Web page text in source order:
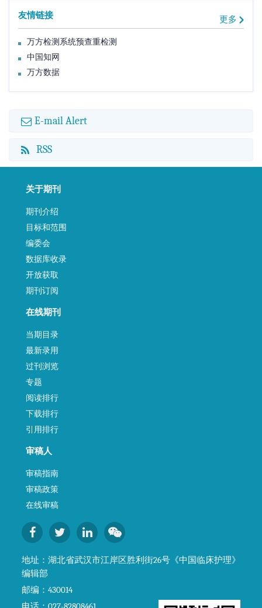
友情链接 更多
万方检测系统预查重检测
中国知网
万方数据
E-mail Alert
RSS
关于期刊
期刊介绍
目标和范围
编委会
数据库收录
开放获取
期刊订阅
在线期刊
当期目录
最新录用
过刊浏览
专题
阅读排行
下载排行
引用排行
审稿人
审稿指南
审稿政策
在线审稿
地址：湖北省武汉市江岸区胜利街26号《中国临床护理》
编辑部
邮编：430014